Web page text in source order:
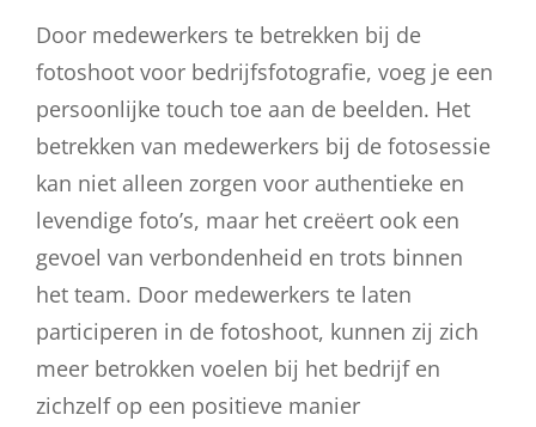
Door medewerkers te betrekken bij de
fotoshoot voor bedrijfsfotografie, voeg je een
persoonlijke touch toe aan de beelden. Het
betrekken van medewerkers bij de fotosessie
kan niet alleen zorgen voor authentieke en
levendige foto’s, maar het creëert ook een
gevoel van verbondenheid en trots binnen
het team. Door medewerkers te laten
participeren in de fotoshoot, kunnen zij zich
meer betrokken voelen bij het bedrijf en
zichzelf op een positieve manier